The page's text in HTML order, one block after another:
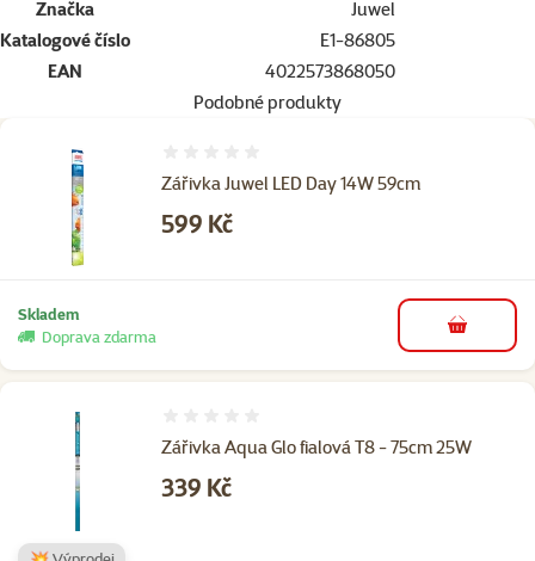
Značka
Juwel
Katalogové číslo
E1-86805
EAN
4022573868050
Podobné produkty
Zářivka Juwel LED Day 14W 59cm
Cena
599 Kč
Skladem
Doprava zdarma
do košíku
Zářivka Aqua Glo fialová T8 - 75cm 25W
Cena
339 Kč